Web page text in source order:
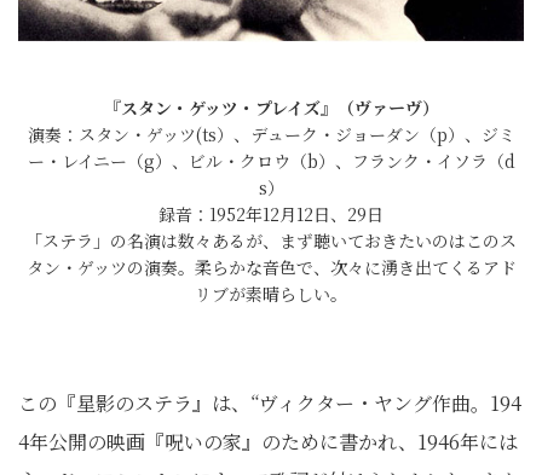
『スタン・ゲッツ・プレイズ』（ヴァーヴ）
演奏：スタン・ゲッツ(ts）、デューク・ジョーダン（p）、ジミ
ー・レイニー（g）、ビル・クロウ（b）、フランク・イソラ（d
s）
録音：1952年12月12日、29日
「ステラ」の名演は数々あるが、まず聴いておきたいのはこのス
タン・ゲッツの演奏。柔らかな音色で、次々に湧き出てくるアド
リブが素晴らしい。
この『星影のステラ』は、“ヴィクター・ヤング作曲。194
4年公開の映画『呪いの家』のために書かれ、1946年には